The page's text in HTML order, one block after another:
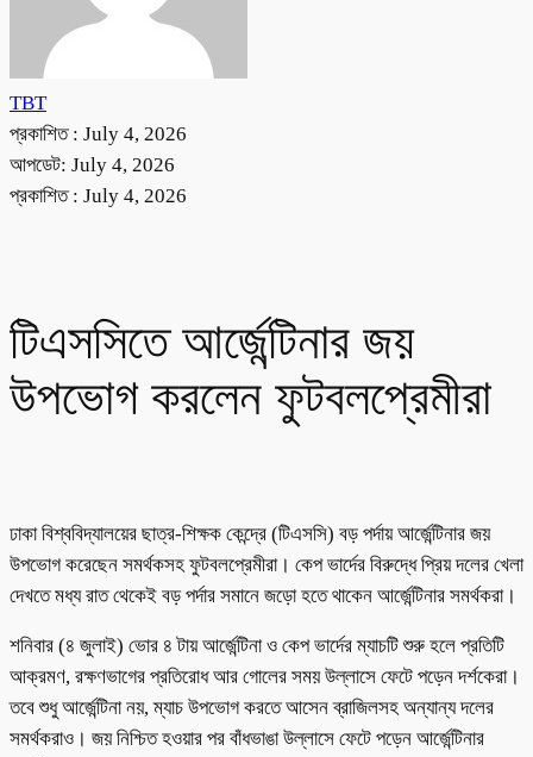
TBT
প্রকাশিত : July 4, 2026
আপডেট: July 4, 2026
প্রকাশিত : July 4, 2026
টিএসসিতে আর্জেন্টিনার জয়
উপভোগ করলেন ফুটবলপ্রেমীরা
ঢাকা বিশ্ববিদ্যালয়ের ছাত্র-শিক্ষক কেন্দ্রে (টিএসসি) বড় পর্দায় আর্জেন্টিনার জয়
উপভোগ করেছেন সমর্থকসহ ফুটবলপ্রেমীরা। কেপ ভার্দের বিরুদ্ধে প্রিয় দলের খেলা
দেখতে মধ্য রাত থেকেই বড় পর্দার সমানে জড়ো হতে থাকেন আর্জেন্টিনার সমর্থকরা।
শনিবার (৪ জুলাই) ভোর ৪ টায় আর্জেন্টিনা ও কেপ ভার্দের ম্যাচটি শুরু হলে প্রতিটি
আক্রমণ, রক্ষণভাগের প্রতিরোধ আর গোলের সময় উল্লাসে ফেটে পড়েন দর্শকেরা।
তবে শুধু আর্জেন্টিনা নয়, ম্যাচ উপভোগ করতে আসেন ব্রাজিলসহ অন্যান্য দলের
সমর্থকরাও। জয় নিশ্চিত হওয়ার পর বাঁধভাঙা উল্লাসে ফেটে পড়েন আর্জেন্টিনার